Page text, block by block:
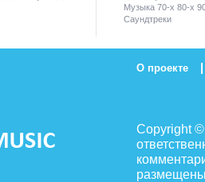
Музыка 70-х 80-х
Саундтреки
О проекте |
Copyright
размещены